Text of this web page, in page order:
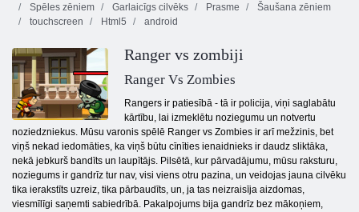
Spēles zēniem
Garlaicīgs cilvēks Prasme
Šaušana zēniem
touchscreen
Html5 android
Ranger vs zombiji
Ranger Vs Zombies
Rangers ir patiesībā - tā ir policija, viņi saglabātu
kārtību, lai izmeklētu noziegumu un notvertu
noziedzniekus. Mūsu varonis spēlē Ranger vs Zombies ir arī mežzinis, bet
viņš nekad iedomāties, ka viņš būtu cīnīties ienaidnieks ir daudz sliktāka,
nekā jebkurš bandīts un laupītājs. Pilsētā, kur pārvadājumu, mūsu raksturu,
noziegums ir gandrīz tur nav, visi viens otru pazina, un veidojas jauna cilvēku
tika ierakstīts uzreiz, tika pārbaudīts, un, ja tas neizraisīja aizdomas,
viesmīlīgi saņemti sabiedrībā. Pakalpojums bija gandrīz bez mākoņiem,